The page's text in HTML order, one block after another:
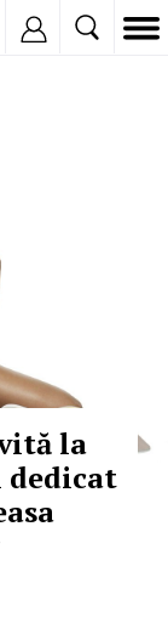
la
dedicat